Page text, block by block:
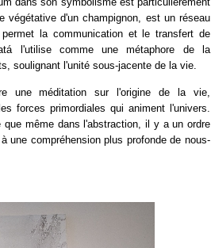
d'un champignon, est un réseau
la communication et le transfert de
l'utilise comme une métaphore de la
soulignant l'unité sous-jacente de la vie.
une méditation sur l'origine de la vie,
forces primordiales qui animent l'univers.
même dans l'abstraction, il y a un ordre
une compréhension plus profonde de nous-